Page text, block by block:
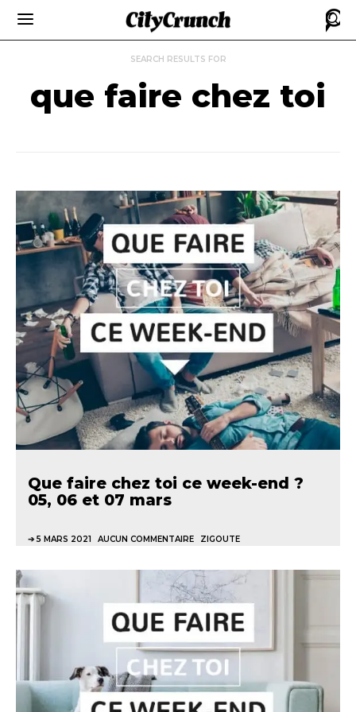
SEARCH RESULTS FOR
que faire chez toi
Que faire chez toi ce week-end ?
05, 06 et 07 mars
5 MARS 2021 AUCUN COMMENTAIRE ZIGOUTE